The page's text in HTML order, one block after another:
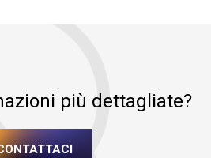
più dettagliate?